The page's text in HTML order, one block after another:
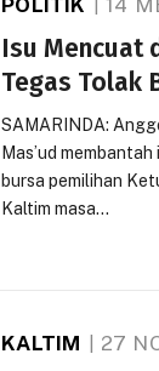
POLITIK 14
Isu Mencuat
Tegas Tolak
SAMARINDA:
Mas’ud
bursa pemilihan
Kaltim masa…
KALTIM 27